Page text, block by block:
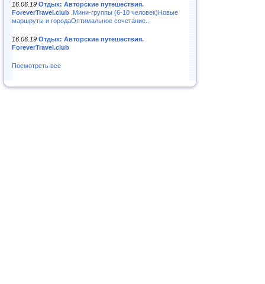
16.06.19 Отдых: Авторские путешествия.
ForeverTravel.club .Мини-группы (6-10 человек)Новые
маршруты и городаОптимальное сочетание..
16.06.19 Отдых: Авторские путешествия.
ForeverTravel.club
Посмотреть все